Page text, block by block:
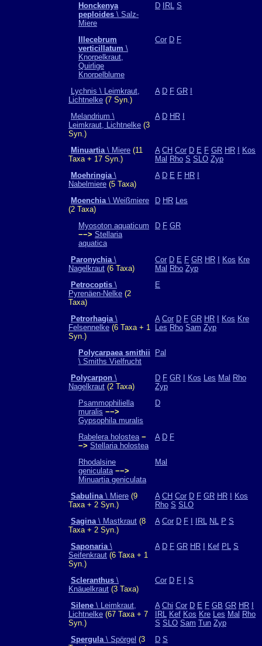
Honckenya
peploides \ Salz-
Miere
D IRL S
Illecebrum
verticillatum \
Knorpelkraut,
Quirlige
Knorpelblume
Cor D F
Lychnis \ Leimkraut,
Lichtnelke (7 Syn.)
A D F GR
Melandrium \
Leimkraut, Lichtnelke (3
Syn.)
A D HR
Minuartia\ Miere (11
Taxa + 17 Syn.)
A CH Cor D E F GR HR
Kos
Mal Rho S SLO Zyp
Moehringia\
Nabelmiere (5 Taxa)
A D E F HR
Moenchia\ Weißmiere
(2 Taxa)
D HR Les
Myosoton aquaticum
−−> Stellaria
aquatica
D F GR
Paronychia\
Nagelkraut (6 Taxa)
Cor D E F GR HR Kos Kre
Mal Rho Zyp
Petrocoptis \
Pyrenäen-Nelke (2
Taxa)
E
Petrorhagia\
Felsennelke (6 Taxa + 1
Syn.)
A Cor D F GR HR Kos Kre
Les Rho Sam Zyp
Polycarpaea smithii
\ Smiths Vielfrucht
Pal
Polycarpon \
Nagelkraut (2 Taxa)
D F GR Kos Les Mal Rho
Zyp
Psammophiliella
muralis −−>
Gypsophila muralis
D
Rabelera holostea −
−> Stellaria holostea
A D F
Rhodalsine
geniculata −−>
Minuartia geniculata
Mal
Sabulina\ Miere (9
Taxa + 2 Syn.)
A CH Cor D F GR HR
Kos
Rho S SLO
Sagina\ Mastkraut (8
Taxa + 2 Syn.)
A Cor D F IRL NL P S
Saponaria\
Seifenkraut (6 Taxa + 1
Syn.)
A D F GR HR Kef PL S
Scleranthus \
Knäuelkraut (3 Taxa)
Cor D F S
Silene \ Leimkraut,
Lichtnelke (67 Taxa + 7
Syn.)
A Chi Cor D E F GB GR HR
IRL Kef Kos Kre Les Mal Rho
S SLO Sam Tun Zyp
Spergula\ Spörgel (3
D S